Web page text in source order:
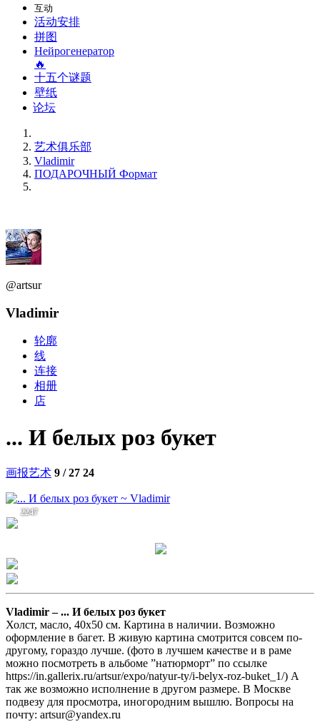
互动
活动安排
拼图
Нейрогенератор
🔥
十五个谜题
壁纸
论坛
艺术俱乐部
Vladimir
ПОДАРОЧНЫЙ Формат
@artsur
Vladimir
轮廓
线
连接
相册
店
... И белых роз букет
画报艺术 9 / 27 24
2247
Vladimir –... И белых роз букет
Холст, масло, 40х50 см. Картина в наличии. Возможно
оформление в багет. В живую картина смотрится совсем по-
другому, гораздо лучше. (фото в лучшем качестве и в раме
можно посмотреть в альбоме ”натюрморт” по ссылке
https://in.gallerix.ru/artsur/expo/natyur-ty/i-belyx-roz-buket_1/) А
так же возможно исполнение в другом размере. В Москве
подвезу для просмотра, иногородним вышлю. Вопросы на
почту: artsur@yandex.ru